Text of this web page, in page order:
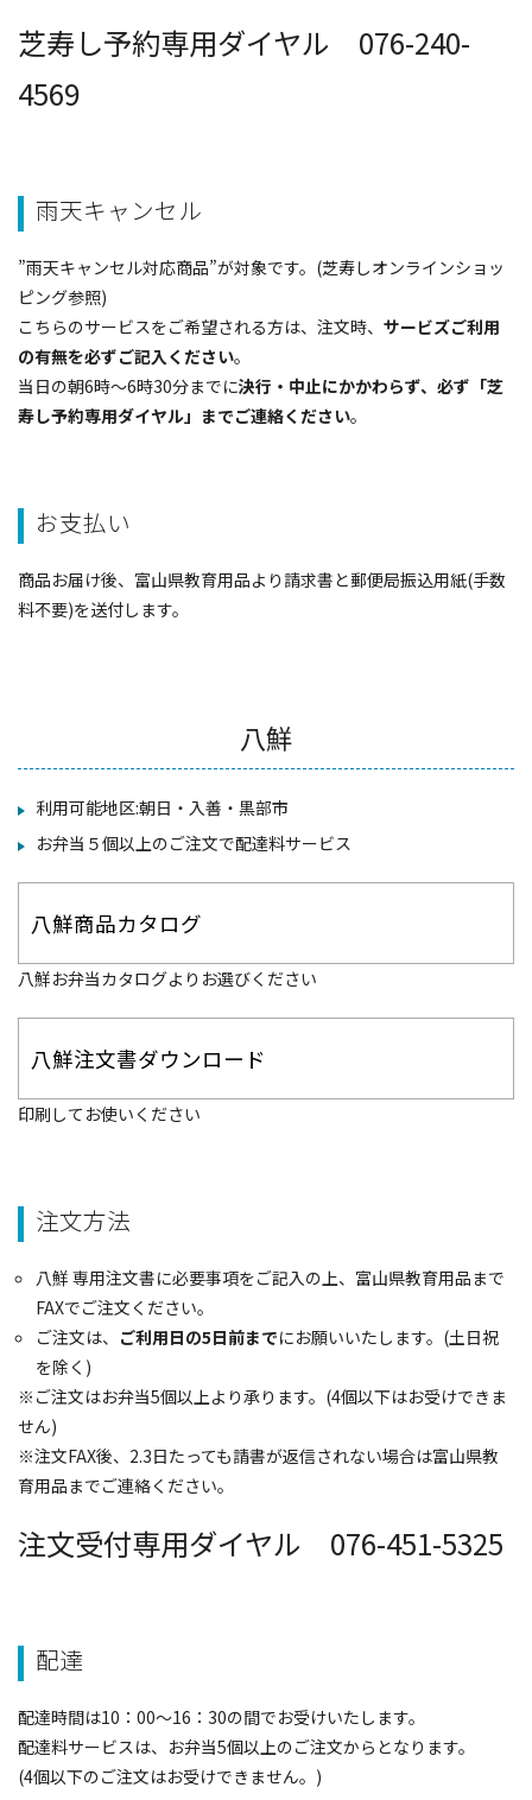
芝寿し予約専用ダイヤル 076-240-
4569
雨天キャンセル
”雨天キャンセル対応商品”が対象です。(芝寿しオンラインショッ
ピング参照)
こちらのサービスをご希望される方は、注文時、 サービズご利用
の有無を必ずご記入ください。
当日の朝6時～6時30分までに決行・中止にかかわらず、必ず「芝
寿し予約専用ダイヤル」までご連絡ください。
お支払い
商品お届け後、富山県教育用品より請求書と郵便局振込用紙(手数
料不要)を送付します。
八鮮
利用可能地区:朝日・入善・黒部市
お弁当５個以上のご注文で配達料サービス
八鮮商品カタログ
八鮮お弁当カタログよりお選びください
八鮮注文書ダウンロード
印刷してお使いください
注文方法
八鮮 専用注文書に必要事項をご記入の上、富山県教育用品まで
FAXでご注文ください。
ご注文は、 ご利用日の5日前までにお願いいたします。(土日祝
を除く)
※ご注文はお弁当5個以上より承ります。(4個以下はお受けできま
せん)
※注文FAX後、2.3日たっても請書が返信されない場合は富山県教
育用品までご連絡ください。
注文受付専用ダイヤル 076-451-5325
配達
配達時間は10：00～16：30の間でお受けいたします。
配達料サービスは、お弁当5個以上のご注文からとなります。
(4個以下のご注文はお受けできません。)